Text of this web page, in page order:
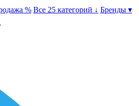
% Все 25 категорий ↓ Бренды ▾